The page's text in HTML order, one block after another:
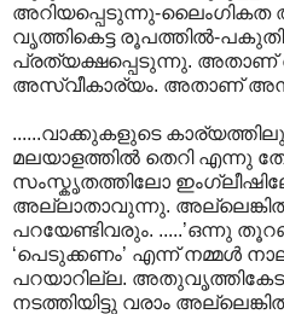
അറിയപ്പെടുന്നു-ലൈംഗികത
വൃത്തികെട്ട രൂപത്തില്‍-പകുതി
പ്രത്യക്ഷപ്പെടുന്നു.
അസ്വീകാര്യം. അതാണ്
......വാക്കുകളുടെ
മലയാളത്തില്‍ തെറി എന്നു
സംസ്കൃതത്തിലോ
അല്ലാതാവുന്നു. അല്ലെങ്കില്‍
പറയേണ്ടിവരും. .....’ഒന്നു
‘പെടുക്കണം’ എന്ന് നമ്മള്‍
പറയാറില്ല.
നടത്തിയിട്ടു വരാം